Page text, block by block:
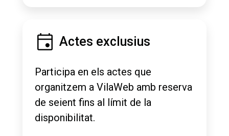
Actes exclusius
Participa en els actes que
organitzem a VilaWeb amb reserva
de seient fins al límit de la
disponibilitat.